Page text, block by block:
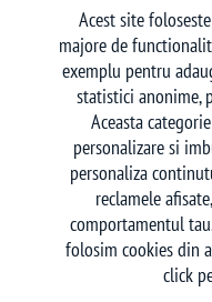
Acest site
majore de
exemplu pentru
statistici anonime,
Aceasta
personalizare si
personaliza
reclamele
comportamentul
folosim cookies din
click